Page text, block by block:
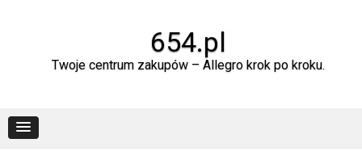
654.pl
Twoje centrum zakupów – Allegro krok po kroku.